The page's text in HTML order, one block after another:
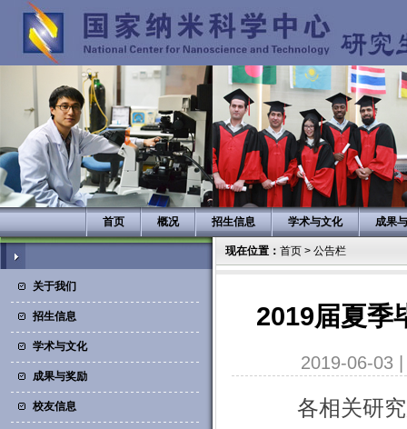
首页 概况 招生信息 学术与文化 成果
关于我们
招生信息
学术与文化
成果与奖励
校友信息
现在位置： 首页 > 公告栏
2019届夏季
2019-06-03
各相关研究